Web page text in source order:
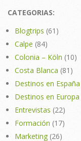
CATEGORIAS:
Blogtrips (61)
Calpe (84)
Colonia – Köln (10)
Costa Blanca (81)
Destinos en España
Destinos en Europa
Entrevistas (22)
Formación (17)
Marketing(26)